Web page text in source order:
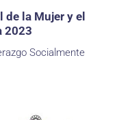
de la Mujer y el
2023
Socialmente